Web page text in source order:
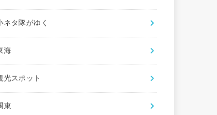
ネタ隊がゆく
海
光スポット
東